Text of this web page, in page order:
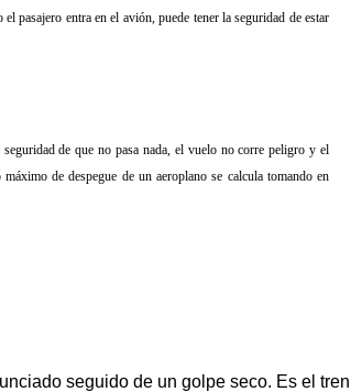
pasajero entra en el avión, puede tener la seguridad de estar
de que no pasa nada, el vuelo no corre peligro y el
de despegue de un aeroplano se calcula tomando en
seguido de un golpe seco. Es el tren